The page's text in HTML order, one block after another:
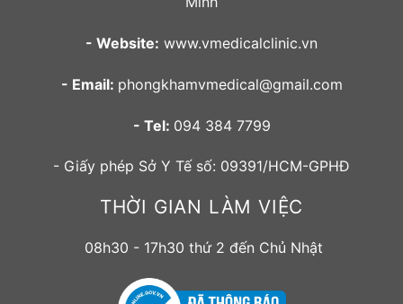
- Website: www.vmedicalclinic.vn
- Email: phongkhamvmedical@gmail.com
- Tel: 094 384 7799
- Giấy phép Sở Y Tế số: 09391/HCM-GPHĐ
THỜI GIAN LÀM VIỆC
08h30 - 17h30 thứ 2 đến Chủ Nhật